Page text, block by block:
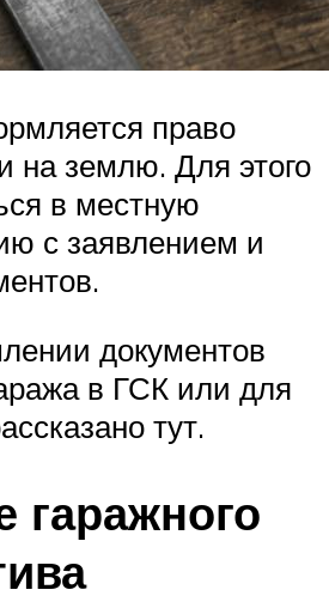
право
на землю. Для этого
в местную
с заявлением и
документов
в ГСК или для
тут.
гаражного